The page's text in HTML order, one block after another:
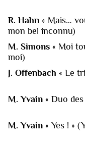
R. Hahn « Mais…
mon bel
M. Simons « Moi
J. Offenbach « Le
M. Yvain « Duo
M. Yvain «